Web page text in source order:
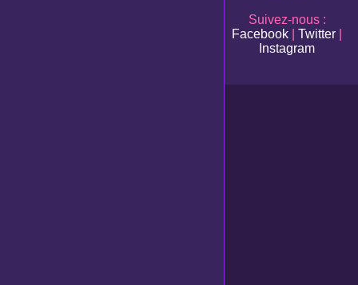
Suivez-nous :
Facebook
Twitter
Instagram